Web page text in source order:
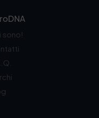
sono!